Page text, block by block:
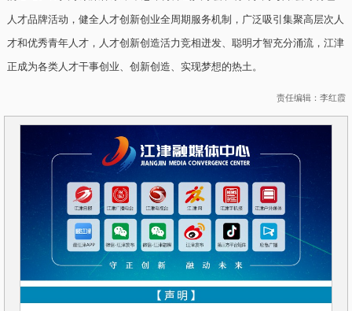
人才品牌活动，健全人才创新创业全周期服务机制，广泛吸引集聚高层次人
才和优秀青年人才，人才创新创造活力竞相迸发、聪明才智充分涌流，江津
正成为各类人才干事创业、创新创造、实现梦想的热土。
责任编辑：李红霞